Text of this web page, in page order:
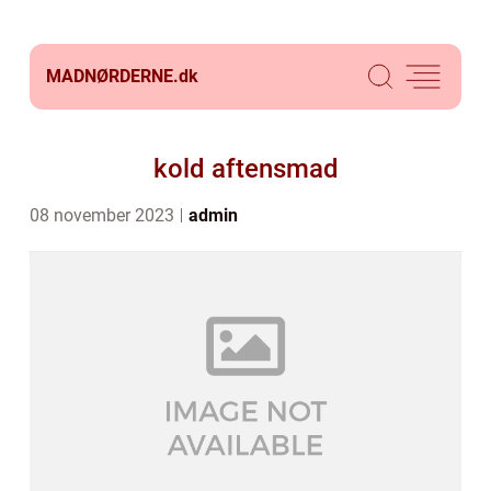
MADNØRDERNE.dk
kold aftensmad
08 november 2023 admin